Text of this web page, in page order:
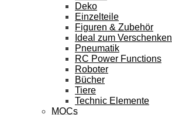
Deko
Einzelteile
Figuren & Zubehör
Ideal zum Verschenken
Pneumatik
RC Power Functions
Roboter
Bücher
Tiere
Technic Elemente
MOCs